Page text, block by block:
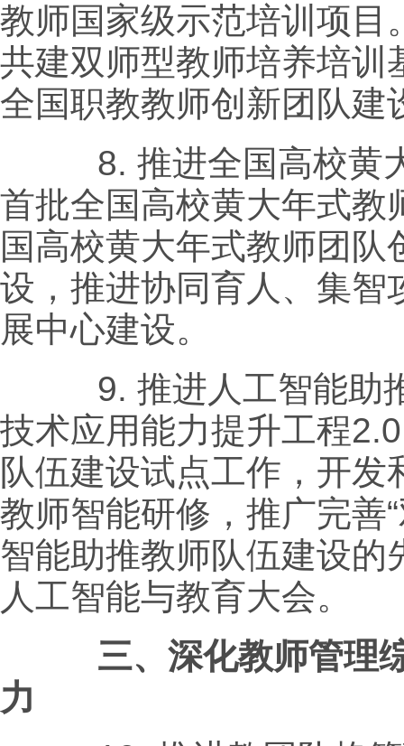
教师国家级示范培训项目
共建双师型教师培养培训
全国职教教师创新团队建
8. 推进全国高校黄
首批全国高校黄大年式教
国高校黄大年式教师团
设，推进协同育人、集智
展中心建设。
9. 推进人工智能助
技术应用能力提升工程2.0
队伍建设试点工作，开
教师智能研修，推广完善
智能助推教师队伍建设的
人工智能与教育大会。
三、深化教师管理
力